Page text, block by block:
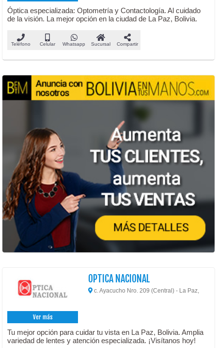
Óptica especializada: Optometría y Contactología. Al cuidado
de la visión. La mejor opción en la ciudad de La Paz, Bolivia.
Teléfono Celular Whatsapp Sucursal Compartir
Ver más
OPTICA NACIONAL
c. Ayacucho Nro. 209 (Central) - La Paz,
Tu mejor opción para cuidar tu vista en La Paz, Bolivia. Amplia
variedad de lentes y atención especializada. ¡Visítanos hoy!